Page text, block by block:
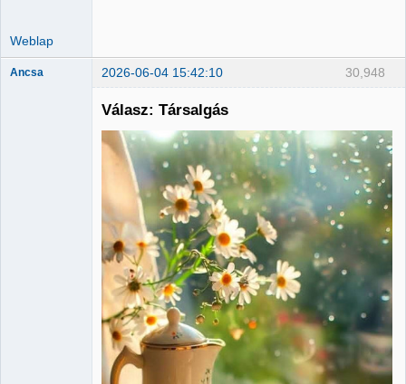
Weblap
30,948
Ancsa 2026-06-04 15:42:10
Válasz: Társalgás